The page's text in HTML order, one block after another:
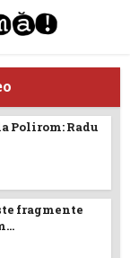
Polirom: Radu
fragmente